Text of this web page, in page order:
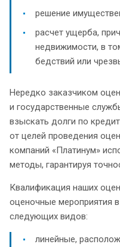
решение
расчет ущерба,
недвижимости, в
бедствий или
Нередко заказчиком
и государственные
взыскать долги по
от целей проведения
компаний «Платинум»
методы, гарантируя
Квалификация наших
оценочные мероприятия
следующих видов:
линейные,